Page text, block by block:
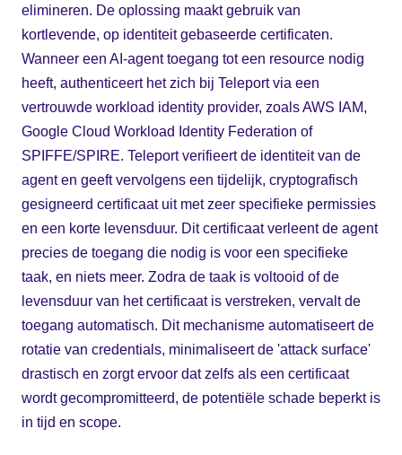
elimineren. De oplossing maakt gebruik van
kortlevende, op identiteit gebaseerde certificaten.
Wanneer een AI-agent toegang tot een resource nodig
heeft, authenticeert het zich bij Teleport via een
vertrouwde workload identity provider, zoals AWS IAM,
Google Cloud Workload Identity Federation of
SPIFFE/SPIRE. Teleport verifieert de identiteit van de
agent en geeft vervolgens een tijdelijk, cryptografisch
gesigneerd certificaat uit met zeer specifieke permissies
en een korte levensduur. Dit certificaat verleent de agent
precies de toegang die nodig is voor een specifieke
taak, en niets meer. Zodra de taak is voltooid of de
levensduur van het certificaat is verstreken, vervalt de
toegang automatisch. Dit mechanisme automatiseert de
rotatie van credentials, minimaliseert de 'attack surface'
drastisch en zorgt ervoor dat zelfs als een certificaat
wordt gecompromitteerd, de potentiële schade beperkt is
in tijd en scope.